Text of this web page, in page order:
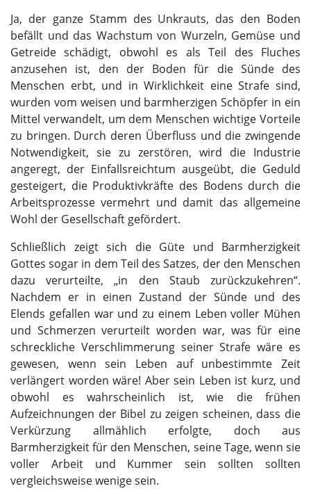
Ja, der ganze Stamm des Unkrauts, das den Boden
befällt und das Wachstum von Wurzeln, Gemüse und
Getreide schädigt, obwohl es als Teil des Fluches
anzusehen ist, den der Boden für die Sünde des
Menschen erbt, und in Wirklichkeit eine Strafe sind,
wurden vom weisen und barmherzigen Schöpfer in ein
Mittel verwandelt, um dem Menschen wichtige Vorteile
zu bringen. Durch deren Überfluss und die zwingende
Notwendigkeit, sie zu zerstören, wird die Industrie
angeregt, der Einfallsreichtum ausgeübt, die Geduld
gesteigert, die Produktivkräfte des Bodens durch die
Arbeitsprozesse vermehrt und damit das allgemeine
Wohl der Gesellschaft gefördert.
Schließlich zeigt sich die Güte und Barmherzigkeit
Gottes sogar in dem Teil des Satzes, der den Menschen
dazu verurteilte, „in den Staub zurückzukehren“.
Nachdem er in einen Zustand der Sünde und des
Elends gefallen war und zu einem Leben voller Mühen
und Schmerzen verurteilt worden war, was für eine
schreckliche Verschlimmerung seiner Strafe wäre es
gewesen, wenn sein Leben auf unbestimmte Zeit
verlängert worden wäre! Aber sein Leben ist kurz, und
obwohl es wahrscheinlich ist, wie die frühen
Aufzeichnungen der Bibel zu zeigen scheinen, dass die
Verkürzung allmählich erfolgte, doch aus
Barmherzigkeit für den Menschen, seine Tage, wenn sie
voller Arbeit und Kummer sein sollten sollten
vergleichsweise wenige sein.